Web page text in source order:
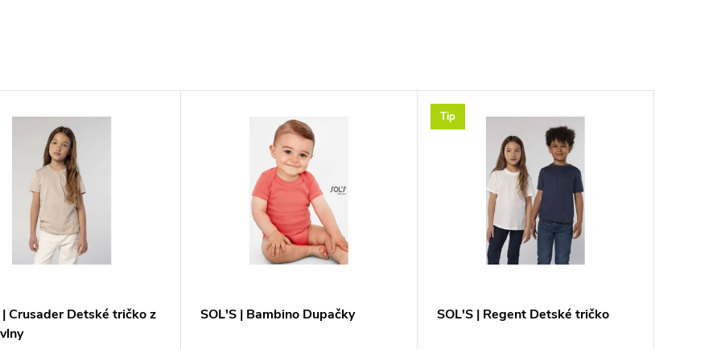
| Crusader Detské tričko z
SOL'S | Bambino Dupačky
Tip
SOL'S | Regent Detské tričko